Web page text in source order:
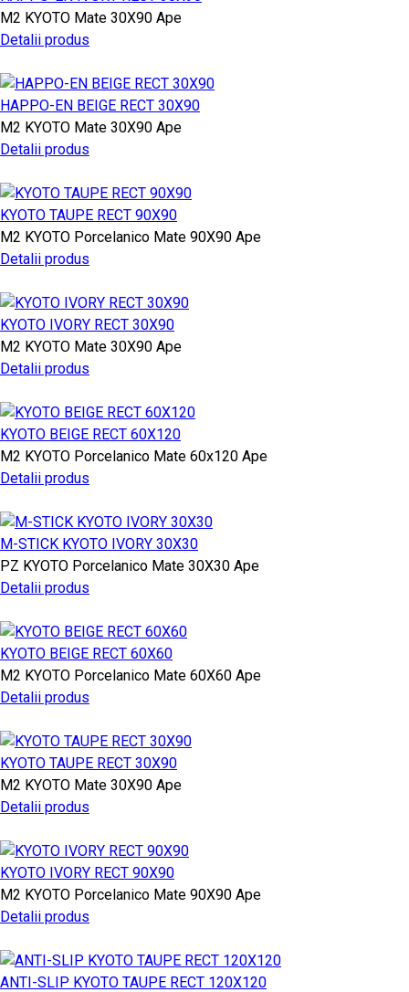
M2 KYOTO Mate 30X90 Ape
Detalii produs
HAPPO-EN BEIGE RECT 30X90
M2 KYOTO Mate 30X90 Ape
Detalii produs
KYOTO TAUPE RECT 90X90
M2 KYOTO Porcelanico Mate 90X90 Ape
Detalii produs
KYOTO IVORY RECT 30X90
M2 KYOTO Mate 30X90 Ape
Detalii produs
KYOTO BEIGE RECT 60X120
M2 KYOTO Porcelanico Mate 60x120 Ape
Detalii produs
M-STICK KYOTO IVORY 30X30
PZ KYOTO Porcelanico Mate 30X30 Ape
Detalii produs
KYOTO BEIGE RECT 60X60
M2 KYOTO Porcelanico Mate 60X60 Ape
Detalii produs
KYOTO TAUPE RECT 30X90
M2 KYOTO Mate 30X90 Ape
Detalii produs
KYOTO IVORY RECT 90X90
M2 KYOTO Porcelanico Mate 90X90 Ape
Detalii produs
ANTI-SLIP KYOTO TAUPE RECT 120X120